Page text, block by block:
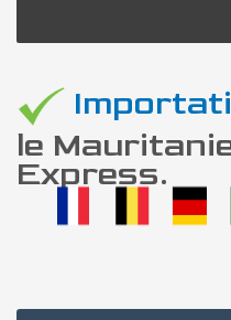
le
Express.